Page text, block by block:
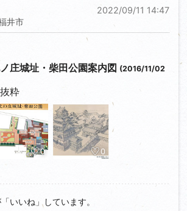
2022/09/11 14:47
井市
庄城址・柴田公園案内図 (2016/11/02
粋
0 0
いいね」しています。